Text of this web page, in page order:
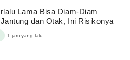
Lama Bisa Diam-Diam
dan Otak, Ini Risikonya
1 jam yang lalu